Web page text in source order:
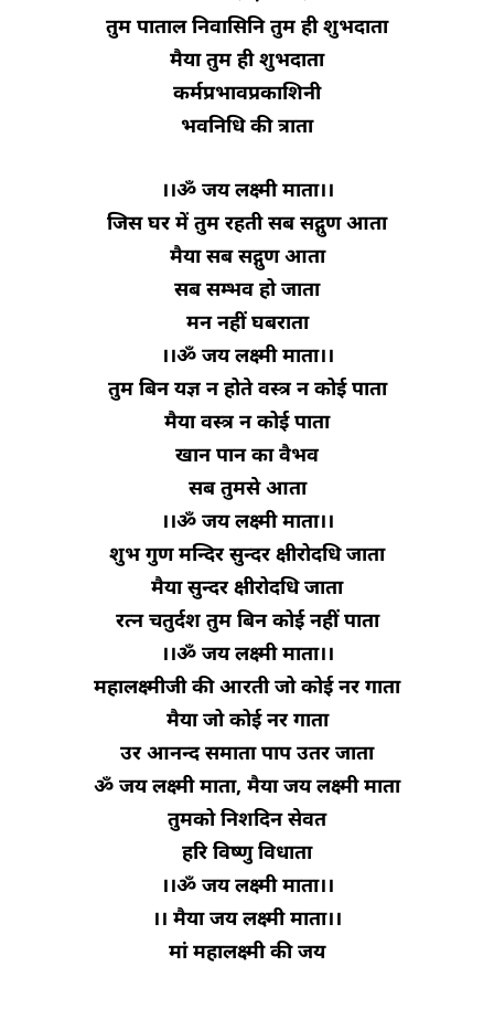
तुम पाताल निवासिनि तुम ही शुभदाता
मैया तुम ही शुभदाता
कर्मप्रभावप्रकाशिनी
भवनिधि की त्राता
।।ॐ जय लक्ष्मी माता।।
जिस घर में तुम रहती सब सद्गुण आता
मैया सब सद्गुण आता
सब सम्भव हो जाता
मन नहीं घबराता
।।ॐ जय लक्ष्मी माता।।
तुम बिन यज्ञ न होते वस्त्र न कोई पाता
मैया वस्त्र न कोई पाता
खान पान का वैभव
सब तुमसे आता
।।ॐ जय लक्ष्मी माता।।
शुभ गुण मन्दिर सुन्दर क्षीरोदधि जाता
मैया सुन्दर क्षीरोदधि जाता
रत्न चतुर्दश तुम बिन कोई नहीं पाता
।।ॐ जय लक्ष्मी माता।।
महालक्ष्मीजी की आरती जो कोई नर गाता
मैया जो कोई नर गाता
उर आनन्द समाता पाप उतर जाता
ॐ जय लक्ष्मी माता, मैया जय लक्ष्मी माता
तुमको निशदिन सेवत
हरि विष्णु विधाता
।।ॐ जय लक्ष्मी माता।।
।। मैया जय लक्ष्मी माता।।
मां महालक्ष्मी की जय